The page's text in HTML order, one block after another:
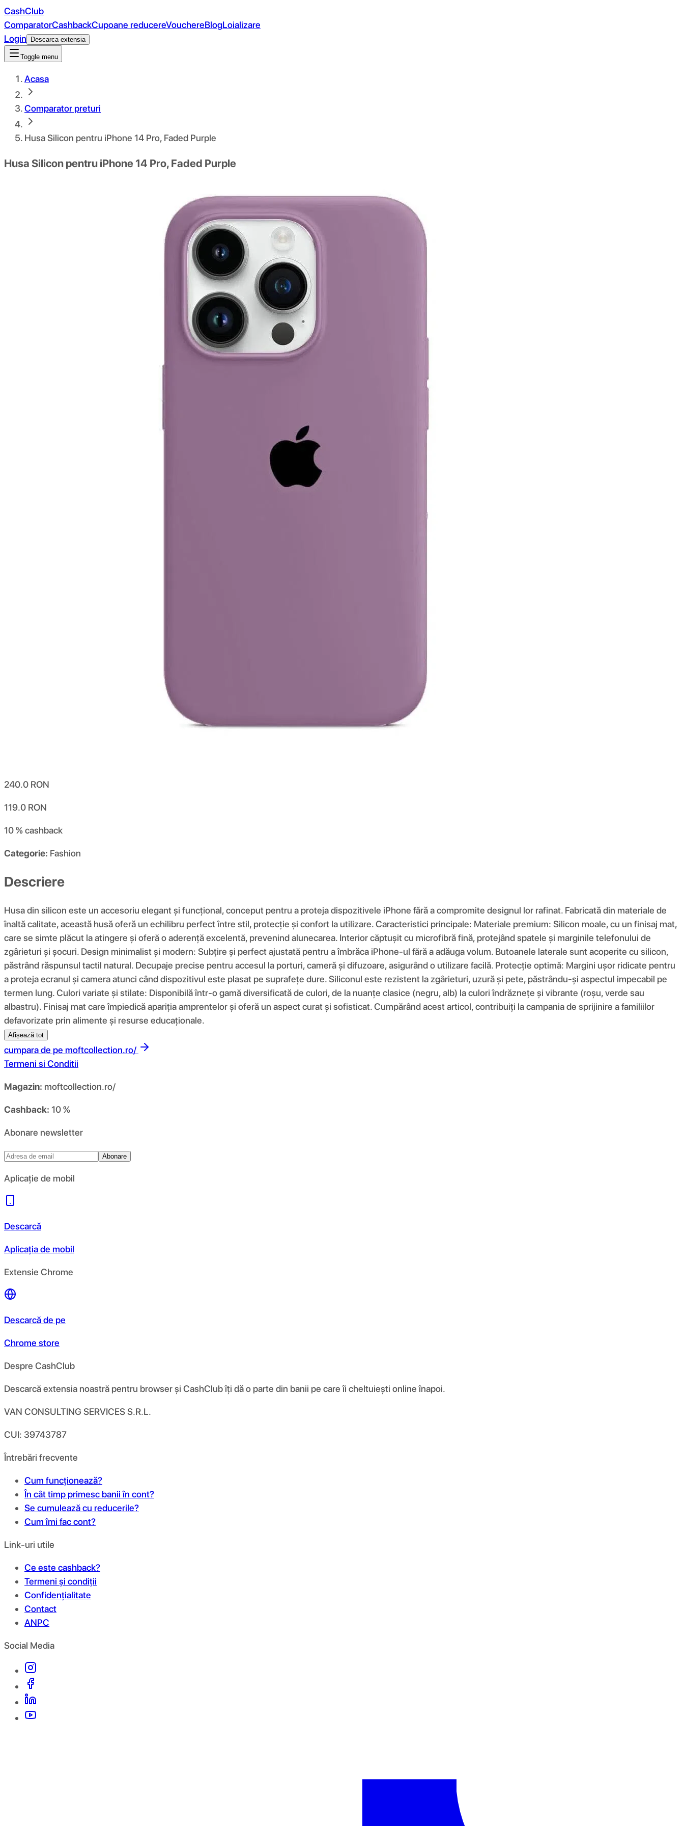
CashClub
ComparatorCashbackCupoane reducereVouchereBlogLoializare
Login
Descarca extensia
Toggle menu
Acasa
Comparator preturi
Husa Silicon pentru iPhone 14 Pro, Faded Purple
Husa Silicon pentru iPhone 14 Pro, Faded Purple
240.0 RON
119.0 RON
10 %cashback
Categorie: Fashion
Descriere
Husa din silicon este un accesoriu elegant și funcțional, conceput pentru a proteja dispozitivele iPhone fără a compromite designul lor rafinat. Fabricată din materiale de
înaltă calitate, această husă oferă un echilibru perfect între stil, protecție și confort la utilizare. Caracteristici principale: Materiale premium: Silicon moale, cu un finisaj mat,
care se simte plăcut la atingere și oferă o aderență excelentă, prevenind alunecarea. Interior căptușit cu microfibră fină, protejând spatele și marginile telefonului de
zgârieturi și șocuri. Design minimalist și modern: Subțire și perfect ajustată pentru a îmbrăca iPhone-ul fără a adăuga volum. Butoanele laterale sunt acoperite cu silicon,
păstrând răspunsul tactil natural. Decupaje precise pentru accesul la porturi, cameră și difuzoare, asigurând o utilizare facilă. Protecție optimă: Margini ușor ridicate pentru
a proteja ecranul și camera atunci când dispozitivul este plasat pe suprafețe dure. Siliconul este rezistent la zgârieturi, uzură și pete, păstrându-și aspectul impecabil pe
termen lung. Culori variate și stilate: Disponibilă într-o gamă diversificată de culori, de la nuanțe clasice (negru, alb) la culori îndrăznețe și vibrante (roșu, verde sau
albastru). Finisaj mat care împiedică apariția amprentelor și oferă un aspect curat și sofisticat. Cumpărând acest articol, contribuiți la campania de sprijinire a familiilor
defavorizate prin alimente și resurse educaționale.
Afișează tot
cumpara de pe moftcollection.ro/
Termeni si Conditii
Magazin: moftcollection.ro/
Cashback: 10 %
Abonare newsletter
Abonare
Aplicație de mobil
Descarcă
Aplicația de mobil
Extensie Chrome
Descarcă de pe
Chrome store
Despre CashClub
Descarcă extensia noastră pentru browser și CashClub îți dă o parte din banii pe care îi cheltuiești online înapoi.
VAN CONSULTING SERVICES S.R.L.
CUI: 39743787
Întrebări frecvente
Cum funcționează?
În cât timp primesc banii în cont?
Se cumulează cu reducerile?
Cum îmi fac cont?
Link-uri utile
Ce este cashback?
Termeni și condiții
Confidențialitate
Contact
ANPC
Social Media